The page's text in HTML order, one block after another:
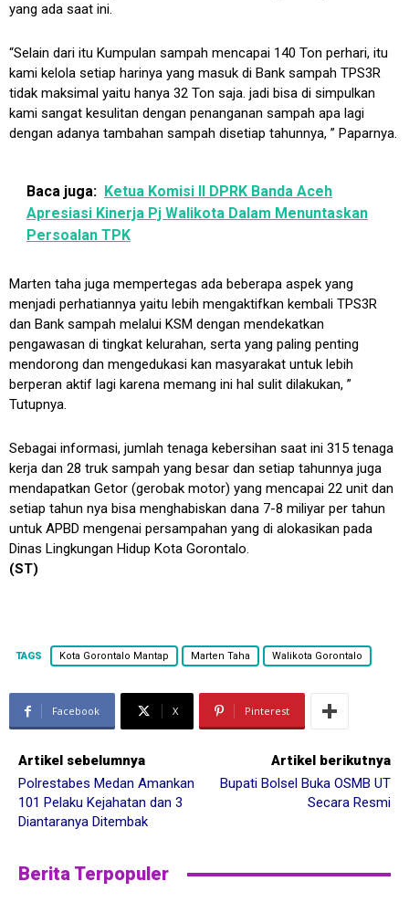
yang ada saat ini.
“Selain dari itu Kumpulan sampah mencapai 140 Ton perhari, itu
kami kelola setiap harinya yang masuk di Bank sampah TPS3R
tidak maksimal yaitu hanya 32 Ton saja. jadi bisa di simpulkan
kami sangat kesulitan dengan penanganan sampah apa lagi
dengan adanya tambahan sampah disetiap tahunnya, ” Paparnya.
Baca juga: Ketua Komisi II DPRK Banda Aceh
Apresiasi Kinerja Pj Walikota Dalam Menuntaskan
Persoalan TPK
Marten taha juga mempertegas ada beberapa aspek yang
menjadi perhatiannya yaitu lebih mengaktifkan kembali TPS3R
dan Bank sampah melalui KSM dengan mendekatkan
pengawasan di tingkat kelurahan, serta yang paling penting
mendorong dan mengedukasi kan masyarakat untuk lebih
berperan aktif lagi karena memang ini hal sulit dilakukan, ”
Tutupnya.
Sebagai informasi, jumlah tenaga kebersihan saat ini 315 tenaga
kerja dan 28 truk sampah yang besar dan setiap tahunnya juga
mendapatkan Getor (gerobak motor) yang mencapai 22 unit dan
setiap tahun nya bisa menghabiskan dana 7-8 miliyar per tahun
untuk APBD mengenai persampahan yang di alokasikan pada
Dinas Lingkungan Hidup Kota Gorontalo.
(ST)
TAGS Kota Gorontalo Mantap Marten Taha Walikota Gorontalo
Facebook X Pinterest
Artikel sebelumnya
Polrestabes Medan Amankan
101 Pelaku Kejahatan dan 3
Diantaranya Ditembak
Artikel berikutnya
Bupati Bolsel Buka OSMB UT
Secara Resmi
Berita Terpopuler